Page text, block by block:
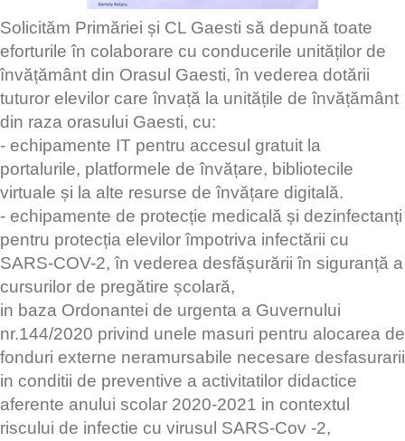
Solicităm Primăriei și CL Gaesti să depună toate
eforturile în colaborare cu conducerile unităților de
învățământ din Orasul Gaesti, în vederea dotării
tuturor elevilor care învață la unitățile de învățământ
din raza orasului Gaesti, cu:
- echipamente IT pentru accesul gratuit la
portalurile, platformele de învățare, bibliotecile
virtuale și la alte resurse de învățare digitală.
- echipamente de protecție medicală și dezinfectanți
pentru protecția elevilor împotriva infectării cu
SARS-COV-2, în vederea desfășurării în siguranță a
cursurilor de pregătire școlară,
in baza Ordonantei de urgenta a Guvernului
nr.144/2020 privind unele masuri pentru alocarea de
fonduri externe neramursabile necesare desfasurarii
in conditii de preventive a activitatilor didactice
aferente anului scolar 2020-2021 in contextul
riscului de infectie cu virusul SARS-Cov -2,